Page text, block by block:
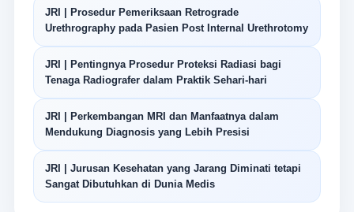
JRI | Prosedur Pemeriksaan Retrograde
Urethrography pada Pasien Post Internal Urethrotomy
JRI | Pentingnya Prosedur Proteksi Radiasi bagi
Tenaga Radiografer dalam Praktik Sehari-hari
JRI | Perkembangan MRI dan Manfaatnya dalam
Mendukung Diagnosis yang Lebih Presisi
JRI | Jurusan Kesehatan yang Jarang Diminati tetapi
Sangat Dibutuhkan di Dunia Medis